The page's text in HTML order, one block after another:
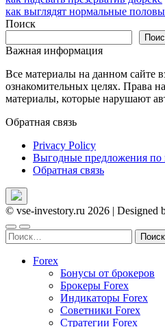
по
как выглядят нормальные
Поиск
Важная информация
Все материалы на данном сайте
ознакомительных целях. Права
материалы, которые нарушают
Обратная связь
Privacy Policy
Выгодные предложения по
Обратная связь
© vse-investory.ru 2026 | Designed
Найти:
Forex
Бонусы от брокеров
Брокеры Forex
Индикаторы Forex
Советники Forex
Стратегии Forex